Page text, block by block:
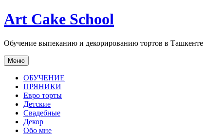
Перейти
к
Art Cake School
Обучение выпеканию и декорированию тортов в Ташкенте
Меню
ОБУЧЕНИЕ
ПРЯНИКИ
Евро торты
Детские
Свадебные
Декор
Обо мне